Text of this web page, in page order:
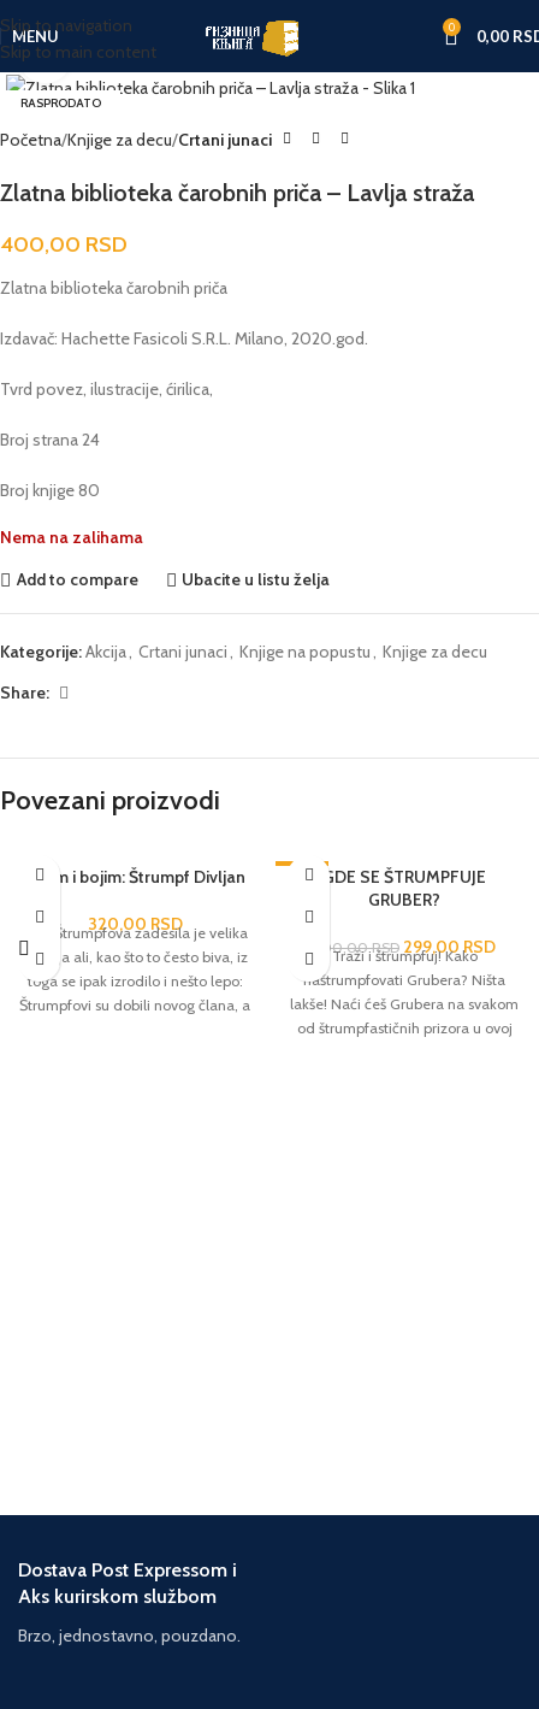
Skip to navigation
Skip to main content
MENU 0 0,00
RASPRODATO
Click to enlarge
Početna Knjige za decu Crtani junaci
Zlatna biblioteka čarobnih priča – Lavlja straža
400,00 RSD
Zlatna biblioteka čarobnih priča
Izdavač: Hachette Fasicoli S.R.L. Milano, 2020.god.
Tvrd povez, ilustracije, ćirilica,
Broj strana 24
Broj knjige 80
Nema na zalihama
Add to compare
Ubacite u listu želja
Kategorije:Akcija Crtani junaci Knjige na popustu
Knjige za decu
Share:
Povezani proizvodi
Čitam i bojim: Štrumpf Divljan
320,00 RSD
Selo Štrumpfova zadesila je velika
nevolja ali, kao što to često biva, iz
toga se ipak izrodilo i nešto lepo:
Štrumpfovi su dobili novog člana, a
-25%
GDE SE ŠTRUMPFUJE
GRUBER?
400,00RSD 299,00RSD
Traži i štrumpfuj! Kako
naštrumpfovati Grubera? Ništa
lakše! Naći ćeš Grubera na svakom
od štrumpfastičnih prizora u ovoj
Dostava Post Expressom i
Aks kurirskom službom
Brzo, jednostavno, pouzdano.